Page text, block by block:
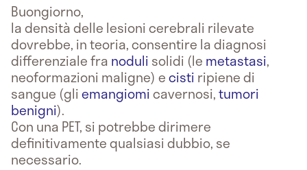
Buongiorno,
la densità delle lesioni cerebrali rilevate
dovrebbe, in teoria, consentire la diagnosi
differenziale fra noduli solidi (le metastasi,
neoformazioni maligne) ecisti ripiene di
sangue (gliemangiomicavernosi,tumori
benigni).
Con una PET, si potrebbe dirimere
definitivamente qualsiasi dubbio, se
necessario.